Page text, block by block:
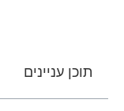
תוכן עניינים